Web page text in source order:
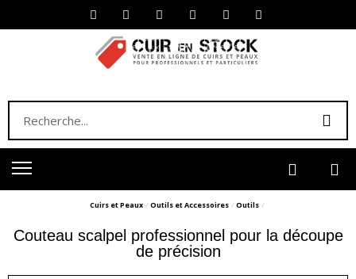
Cuirs et Peaux Outils et Accessoires Outils
Couteau scalpel professionnel pour la découpe
de précision